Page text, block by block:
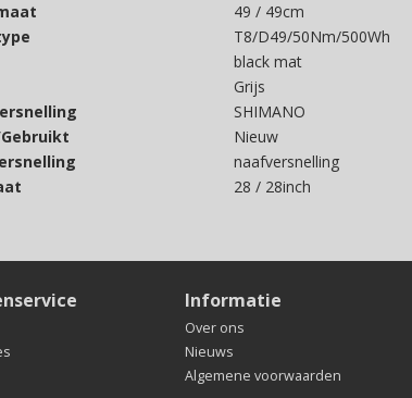
49 / 49cm
T8/D49/50Nm/500Wh
black mat
Grijs
SHIMANO
Nieuw
naafversnelling
28 / 28inch
Informatie
Over ons
Nieuws
Algemene voorwaarden